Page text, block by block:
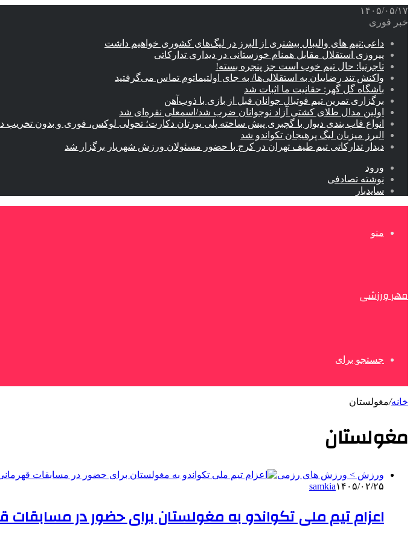
۱۴۰۵/۰۵/۱۷
خبر فوری
داعی:تیم های والیبال بیشتری از البرز در لیگ‌های کشوری خواهیم داشت
پیروزی استقلال مقابل همنام خوزستانی در دیداری تدارکاتی
تاجرنیا: حال تیم خوب است جز پنجره بسته!
واکنش تند رضاییان به استقلالی‌ها/ به جای اولتیماتوم تماس می‌گرفتید
باشگاه گل گهر: حقانیت ما اثبات شد
برگزاری تمرین تیم فوتبال جوانان قبل از بازی با ذوب‌آهن
اولین مدال طلای کشتی آزاد نوجوانان ضرب شد/اسمعلی نقره‌ای شد
انواع قاب بندی دیوار با گچبری پیش ساخته پلی یورتان دکارت؛ تحولی لوکس، فوری و بدون تخریب
البرز میزبان لیگ پرهیجان تکواندو شد
دیدار تدارکاتی تیم طیف تهران در کرج با حضور مسئولان ورزش شهریار برگزار شد
ورود
نوشته تصادفی
سایدبار
منو
مهر ورزشی
جستجو برای
خانه/مغولستان
مغولستان
ورزش > ورزش های رزمی
samkia۱۴۰۵/۰۲/۲۵
اعزام تیم ملی تکواندو به مغولستان برای حضور در مسابقات